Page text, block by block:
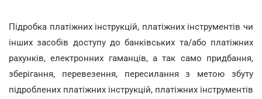
Підробка платіжних інструкцій, платіжних інструментів чи
інших засобів доступу до банківських та/або платіжних
рахунків, електронних гаманців, а так само придбання,
зберігання, перевезення, пересилання з метою збуту
підроблених платіжних інструкцій, платіжних інструментів